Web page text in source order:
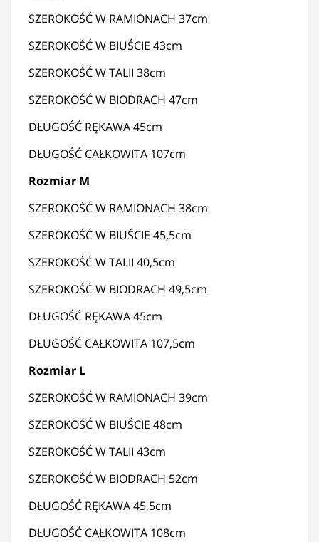
SZEROKOŚĆ W RAMIONACH 37cm
SZEROKOŚĆ W BIUŚCIE 43cm
SZEROKOŚĆ W TALII 38cm
SZEROKOŚĆ W BIODRACH 47cm
DŁUGOŚĆ RĘKAWA 45cm
DŁUGOŚĆ CAŁKOWITA 107cm
Rozmiar M
SZEROKOŚĆ W RAMIONACH 38cm
SZEROKOŚĆ W BIUŚCIE 45,5cm
SZEROKOŚĆ W TALII 40,5cm
SZEROKOŚĆ W BIODRACH 49,5cm
DŁUGOŚĆ RĘKAWA 45cm
DŁUGOŚĆ CAŁKOWITA 107,5cm
Rozmiar L
SZEROKOŚĆ W RAMIONACH 39cm
SZEROKOŚĆ W BIUŚCIE 48cm
SZEROKOŚĆ W TALII 43cm
SZEROKOŚĆ W BIODRACH 52cm
DŁUGOŚĆ RĘKAWA 45,5cm
DŁUGOŚĆ CAŁKOWITA 108cm